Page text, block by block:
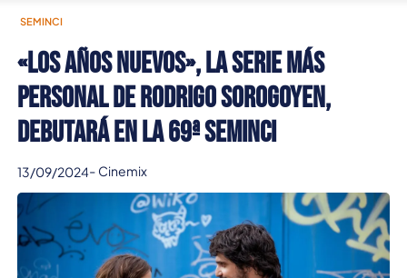
SEMINCI
«Los años nuevos», la serie más
personal de Rodrigo Sorogoyen,
debutará en la 69ª Seminci
13/09/2024- Cinemix